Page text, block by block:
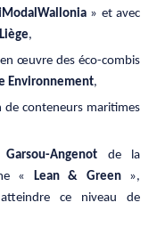
» et avec
,
en œuvre des éco-combis
Environnement,
conteneurs maritimes
Garsou-Angenot de la
«
Lean & Green»,
ce niveau de